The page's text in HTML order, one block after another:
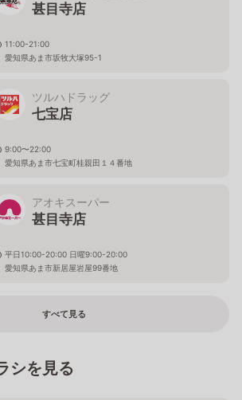
甚目寺店
11:00-21:00
愛知県あま市坂牧大塚95-1
ツルハドラッグ
七宝店
9:00〜22:00
愛知県あま市七宝町桂親田１４番地
アオキスーパー
甚目寺店
平日10:00-20:00 日曜9:00-20:00
愛知県あま市新居屋岩屋99番地
すべて見る
シを見る